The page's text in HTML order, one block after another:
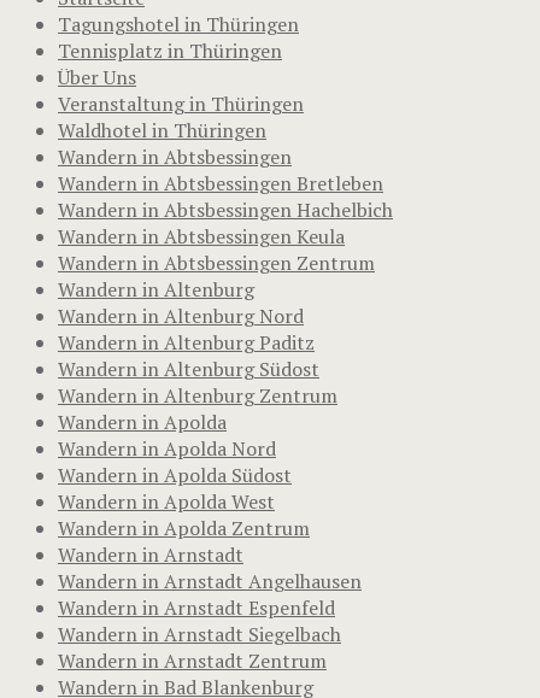
Tagungshotel in Thüringen
Tennisplatz in Thüringen
Über Uns
Veranstaltung in Thüringen
Waldhotel in Thüringen
Wandern in Abtsbessingen
Wandern in Abtsbessingen Bretleben
Wandern in Abtsbessingen Hachelbich
Wandern in Abtsbessingen Keula
Wandern in Abtsbessingen Zentrum
Wandern in Altenburg
Wandern in Altenburg Nord
Wandern in Altenburg Paditz
Wandern in Altenburg Südost
Wandern in Altenburg Zentrum
Wandern in Apolda
Wandern in Apolda Nord
Wandern in Apolda Südost
Wandern in Apolda West
Wandern in Apolda Zentrum
Wandern in Arnstadt
Wandern in Arnstadt Angelhausen
Wandern in Arnstadt Espenfeld
Wandern in Arnstadt Siegelbach
Wandern in Arnstadt Zentrum
Wandern in Bad Blankenburg